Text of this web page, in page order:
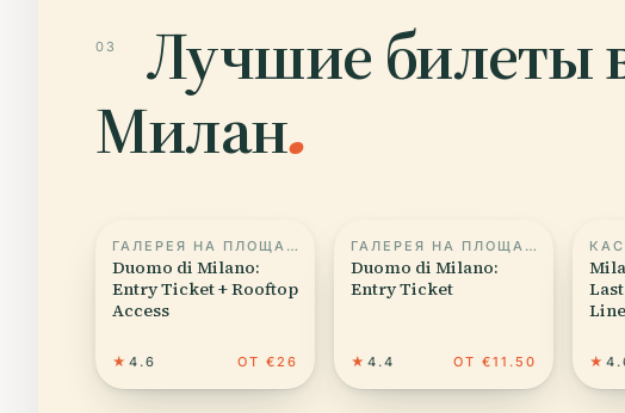
03
Лучшие билеты
Милан.
ГАЛЕРЕЯ НА ПЛОЩАДИ СКАЛА
Duomo di Milano:
Entry Ticket + Rooftop
Access
★ 4.6 ОТ €26
ГАЛЕРЕЯ НА ПЛОЩАДИ СКАЛА
Duomo di Milano:
Entry Ticket
★ 4.4 ОТ €11.50 ★